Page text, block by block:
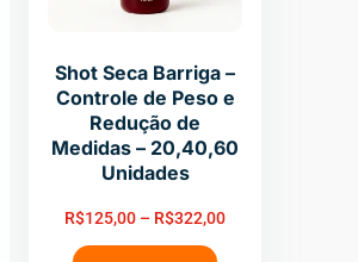
Shot Seca Barriga –
Controle de Peso e
Redução de
Medidas – 20,40,60
Unidades
R$125,00 – R$322,00